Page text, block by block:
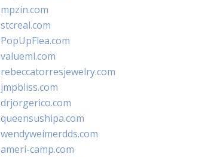
mpzin.com
stcreal.com
PopUpFlea.com
valueml.com
rebeccatorresjewelry.com
jmpbliss.com
drjorgerico.com
queensushipa.com
wendyweimerdds.com
ameri-camp.com